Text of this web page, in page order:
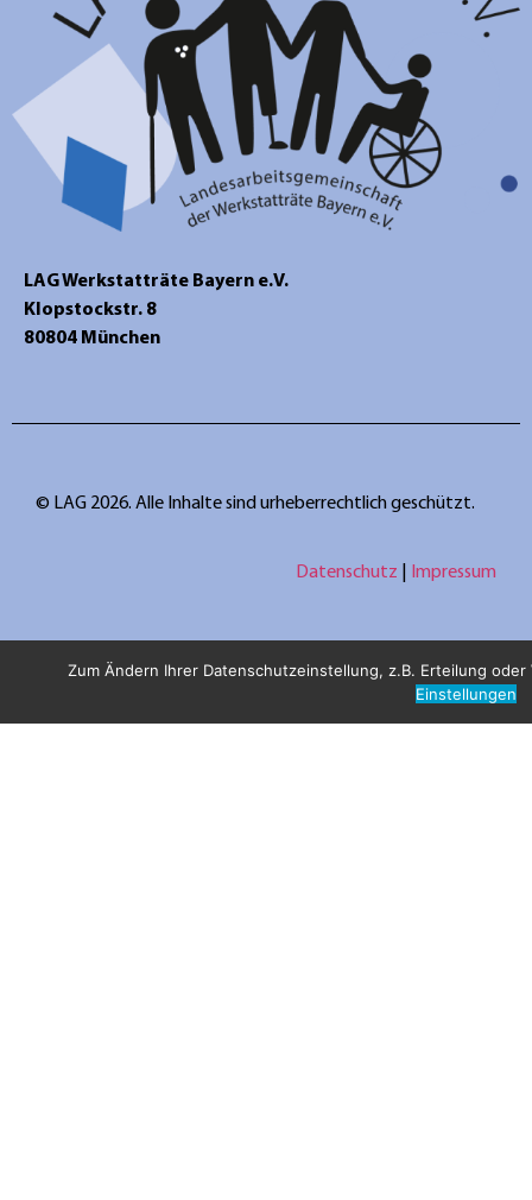
LAG Werkstatträte Bayern e.V.
Klopstockstr. 8
80804 München
© LAG 2026. Alle Inhalte sind urheberrechtlich geschützt.
Datenschutz Impressum
Zum Ändern Ihrer Datenschutzeinstellung, z.B. Erteilung
Einstellungen